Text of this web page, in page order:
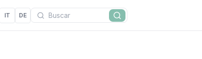
IT DE Buscar
Buscar